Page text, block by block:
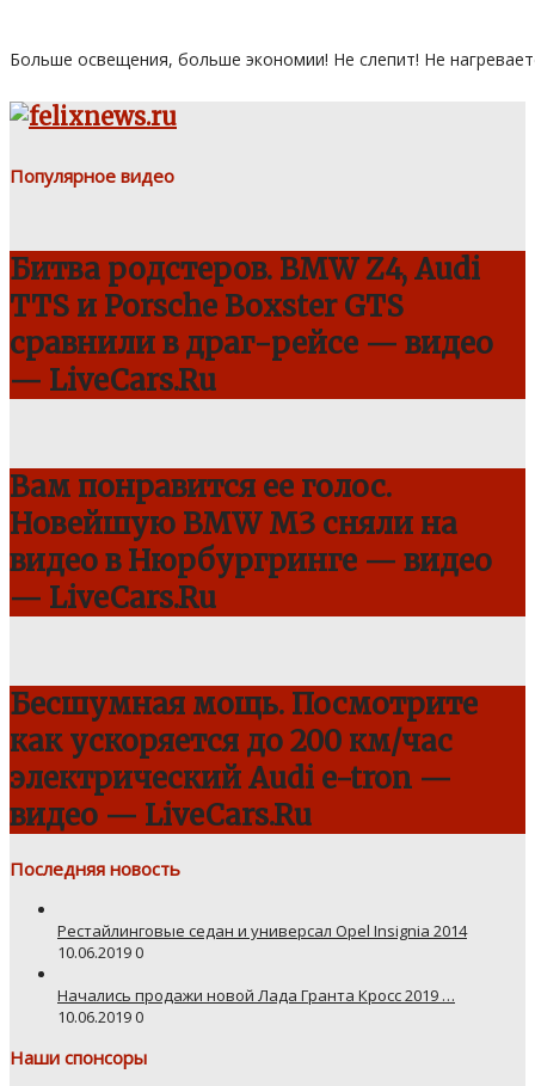
Больше освещения, больше экономии! Не слепит! Не
Популярное видео
Битва родстеров. BMW Z4, Audi
TTS и Porsche Boxster GTS
сравнили в драг-рейсе — видео
— LiveCars.Ru
Вам понравится ее голос.
Новейшую BMW M3 сняли на
видео в Нюрбургринге — видео
— LiveCars.Ru
Бесшумная мощь. Посмотрите
как ускоряется до 200 км/час
электрический Audi e-tron —
видео — LiveCars.Ru
Последняя новость
Рестайлинговые седан и универсал Opel Insignia 2014
10.06.20190
Начались продажи новой Лада Гранта Кросс 2019 …
10.06.20190
Наши спонсоры